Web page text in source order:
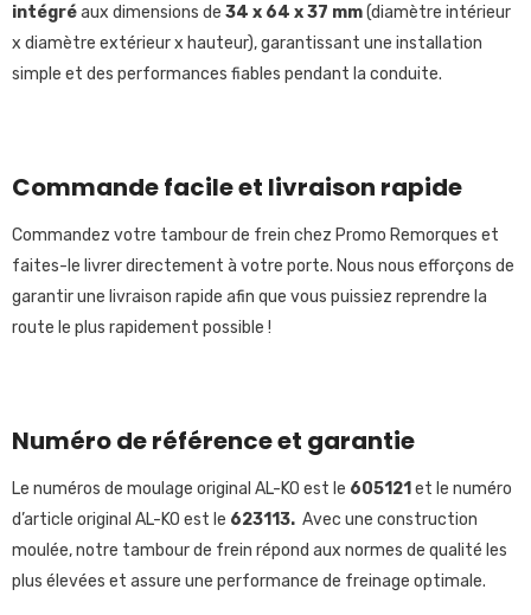
intégréaux dimensions de 34 x 64 x 37 mm(diamètre intérieur
x diamètre extérieur x hauteur), garantissant une installation
simple et des performances fiables pendant la conduite.
Commande facile et livraison rapide
Commandez votre tambour de frein chez Promo Remorques et
faites-le livrer directement à votre porte. Nous nous efforçons de
garantir une livraison rapide afin que vous puissiez reprendre la
route le plus rapidement possible !
Numéro de référence et garantie
Le numéros de moulage original AL-KO est le 605121 et le numéro
d’article original AL-KO est le 623113. Avec une construction
moulée, notre tambour de frein répond aux normes de qualité les
plus élevées et assure une performance de freinage optimale.